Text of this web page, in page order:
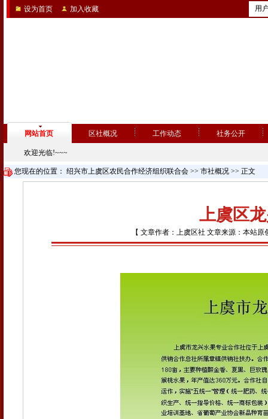
设为首页 加入收藏 用
网站首页 区社概况 工作动态 社务公开
欢迎光临!~~~
您现在的位置： 绍兴市上虞区农民合作经济组织联合会 >> 市社概况 >> 正文
上虞区
【 文章作者：上虞区社 文章来源：本站